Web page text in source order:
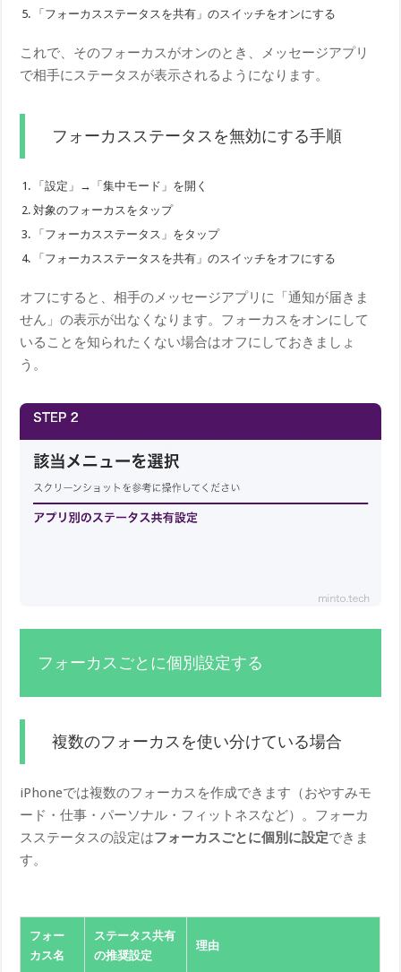
「フォーカスステータスを共有」のスイッチをオンにする
これで、そのフォーカスがオンのとき、メッセージアプリ
で相手にステータスが表示されるようになります。
フォーカスステータスを無効にする手順
「設定」→「集中モード」を開く
対象のフォーカスをタップ
「フォーカスステータス」をタップ
「フォーカスステータスを共有」のスイッチをオフにする
オフにすると、相手のメッセージアプリに「通知が届きま
せん」の表示が出なくなります。フォーカスをオンにして
いることを知られたくない場合はオフにしておきましょ
う。
フォーカスごとに個別設定する
複数のフォーカスを使い分けている場合
iPhoneでは複数のフォーカスを作成できます（おやすみモ
ード・仕事・パーソナル・フィットネスなど）。フォーカ
スステータスの設定はフォーカスごとに個別に設定できま
す。
フォー
カス名
ステータス共有
の推奨設定
理由